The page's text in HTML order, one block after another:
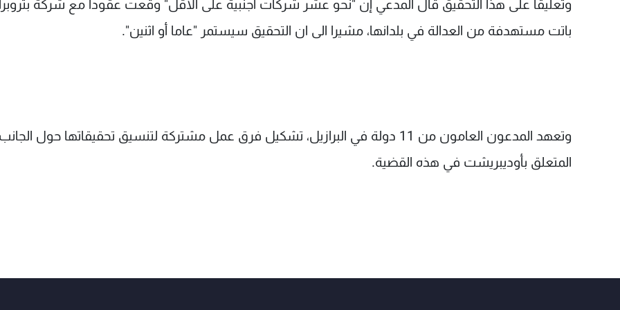
وتعليقا على هذا التحقيق قال المدعي إن "نحو عشر شركات اجنبية على الاقل" وقعت عقودا مع شركة
باتت مستهدفة من العدالة في بلدانها، مشيرا الى ان التحقيق سيستمر "عاما أو اثنين".
وتعهد المدعون العامون من 11 دولة في البرازيل، تشكيل فرق عمل مشتركة لتنسيق تحقيقاتها حول
المتعلق بأوديبريشت في هذه القضية.